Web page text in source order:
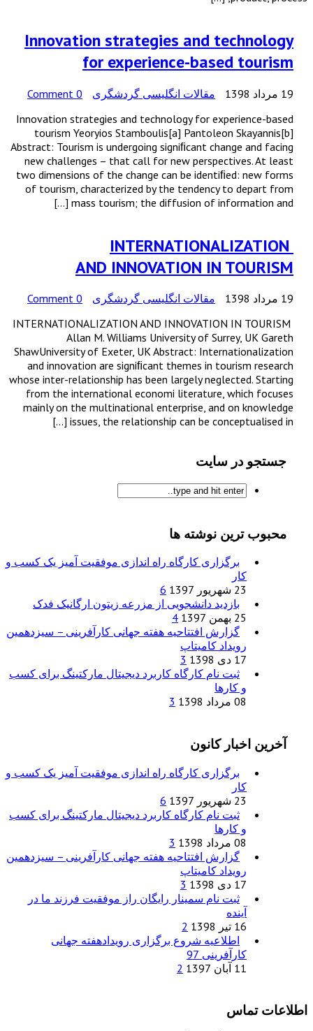
Innovation strategies and technology
for experience-based tourism
19 مرداد 1398 مقالات انگلیسی گردشگری
0 Comment
Innovation strategies and technology for experience-based
tourism Yeoryios Stamboulis[a] Pantoleon Skayannis[b]
Abstract: Tourism is undergoing signiﬁcant change and facing
new challenges – that call for new perspectives. At least
two dimensions of the change can be identiﬁed: new forms
of tourism, characterized by the tendency to depart from
mass tourism; the diffusion of information and […]
INTERNATIONALIZATION
AND INNOVATION IN TOURISM
19 مرداد 1398 مقالات انگلیسی گردشگری
0 Comment
INTERNATIONALIZATION AND INNOVATION IN TOURISM
Allan M. Williams University of Surrey, UK Gareth
ShawUniversity of Exeter, UK Abstract: Internationalization
and innovation are signiﬁcant themes in tourism research
whose inter-relationship has been largely neglected. Starting
from the international economi literature, which focuses
mainly on the multinational enterprise, and on knowledge
issues, the relationship can be conceptualised in […]
جستجو در سایت
محبوب ترین نوشته ها
برگزاری کارگاه راه اندازی موفقیت آمیز یک کسب و
کار
23 شهریور 1397
6
بازدید دانشجویی از مزرعه زیتون ارگانیک فدک
25 بهمن 1397
4
گزارش افتتاحیه هفته جهانی کارآفرینی – سیزدهمین
رویداد کامیتاپ
17 دی 1398
3
ثبت نام کارگاه کاربرد دیجیتال مارکتینگ برای کسب
و کارها
08 مرداد 1398
3
آخرین اخبار کانون
برگزاری کارگاه راه اندازی موفقیت آمیز یک کسب و
کار
23 شهریور 1397
6
ثبت نام کارگاه کاربرد دیجیتال مارکتینگ برای کسب
و کارها
08 مرداد 1398
3
گزارش افتتاحیه هفته جهانی کارآفرینی – سیزدهمین
رویداد کامیتاپ
17 دی 1398
3
ثبت نام سمینار رایگان راز موفقیت فرزند ما در
آینده
16 تیر 1398
2
اطلاعیه شروع برگزاری رویدادهفته جهانی
کارآفرینی 97
11 آبان 1397
2
اطلاعات تماس